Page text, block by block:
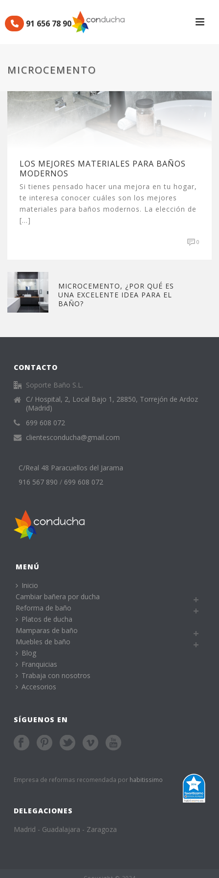
91 656 78 90
MICROCEMENTO
LOS MEJORES MATERIALES PARA BAÑOS
MODERNOS
Si tienes pensado hacer una mejora en tu hogar,
te interesa conocer cuáles son los mejores
materiales para baños modernos. La elección de
[...]
0
MICROCEMENTO, ¿POR QUÉ ES
UNA EXCELENTE IDEA PARA EL
BAÑO?
CONTACTO
Soporte Baño S.L.
C/ Hospital, 2, Local Bajo 1, 28850, Torrejón de Ardoz
(Madrid)
699 608 072
clientesconducha@gmail.com
C/Real 48 Paracuellos del Jarama
916 567 890 / 699 608 072
MENÚ
Inicio
Cambiar bañera por ducha
Reforma de baño
Platos de ducha
Mamparas de baño
Muebles de baño
Blog
Franquicias
Trabaja con nosotros
Accesorios
SÍGUENOS EN
Empresa de reformas recomendada por habitissimo
DELEGACIONES
Madrid - Guadalajara - Zaragoza